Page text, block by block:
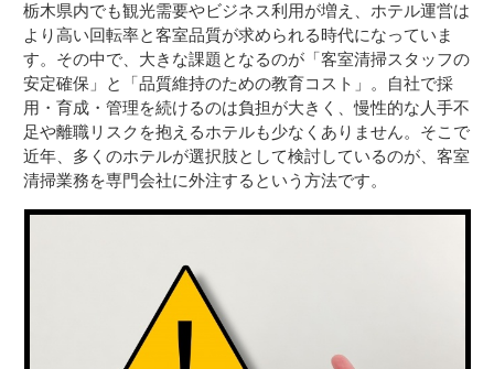
栃木県内でも観光需要やビジネス利用が増え、ホテル運営は
より高い回転率と客室品質が求められる時代になっていま
す。その中で、大きな課題となるのが「客室清掃スタッフの
安定確保」と「品質維持のための教育コスト」。自社で採
用・育成・管理を続けるのは負担が大きく、慢性的な人手不
足や離職リスクを抱えるホテルも少なくありません。そこで
近年、多くのホテルが選択肢として検討しているのが、客室
清掃業務を専門会社に外注するという方法です。